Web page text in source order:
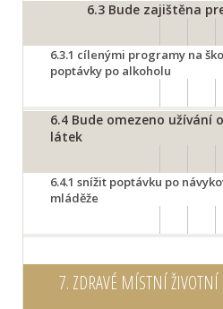
6.3 Bude zajištěna
6.3.1 cílenými programy na
poptávky po alkoholu
6.4 Bude omezeno užívání
látek
6.4.1 snížit poptávku po
mláděže
7. ZDRAVÉ MÍSTNÍ